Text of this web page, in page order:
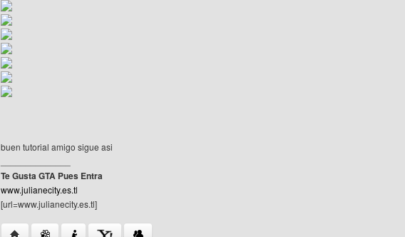
buen tutorial amigo sigue asi
Te Gusta GTA Pues Entra
www.julianecity.es.tl
[url=www.julianecity.es.tl]
Visitar sitio web del autor: julianecity